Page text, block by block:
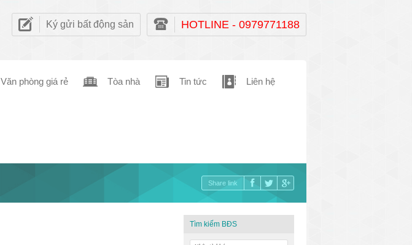
Ký gửi bất động sản HOTLINE - 0979771188
Văn phòng giá rẻ Tòa nhà Tin tức Liên hệ
Share link
Tìm kiếm BĐS